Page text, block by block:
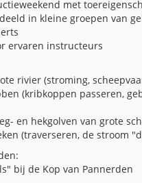
met
in kleine groepen van
ervaren instructeurs
rivier (stroming,
(kribkoppen passeren,
en hekgolven van grote
(traverseren, de stroom
bij de Kop van Pannerden